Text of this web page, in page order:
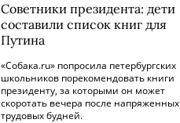
Советники президента: дети
составили список книг для
Путина
«Собака.ru» попросила петербургских
школьников порекомендовать книги
президенту, за которыми он может
скоротать вечера после напряженных
трудовых будней.